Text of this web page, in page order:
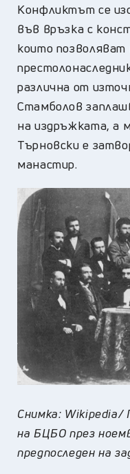
Конфликтът се
във връзка с
които
различна от
Стамболов
на издръжката, а
Търновски е
манастир.
Снимка: Wikipedia/
на БЦБО през
предпоследен на